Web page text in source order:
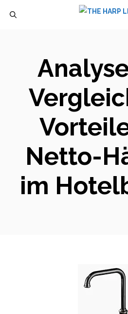
Netto-
im